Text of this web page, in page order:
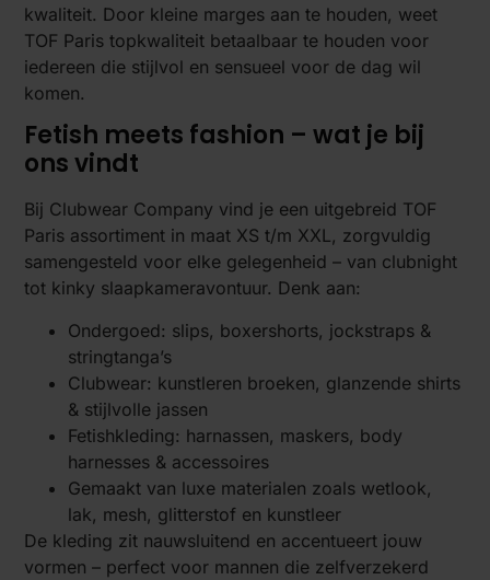
kwaliteit. Door kleine marges aan te houden, weet
TOF Paris topkwaliteit betaalbaar te houden voor
iedereen die stijlvol en sensueel voor de dag wil
komen.
Fetish meets fashion – wat je bij
ons vindt
Bij Clubwear Company vind je een uitgebreid TOF
Paris assortiment in maat XS t/m XXL, zorgvuldig
samengesteld voor elke gelegenheid – van clubnight
tot kinky slaapkameravontuur. Denk aan:
Ondergoed: slips, boxershorts, jockstraps &
stringtanga’s
Clubwear: kunstleren broeken, glanzende shirts
& stijlvolle jassen
Fetishkleding: harnassen, maskers, body
harnesses & accessoires
Gemaakt van luxe materialen zoals wetlook,
lak, mesh, glitterstof en kunstleer
De kleding zit nauwsluitend en accentueert jouw
vormen – perfect voor mannen die zelfverzekerd